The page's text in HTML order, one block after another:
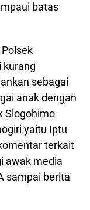
batas
kurang
sebagai
anak dengan
Slogohimo
yaitu Iptu
terkait
awak media
sampai berita